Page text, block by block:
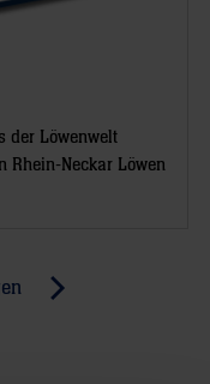
der Löwenwelt
Rhein-Neckar Löwen